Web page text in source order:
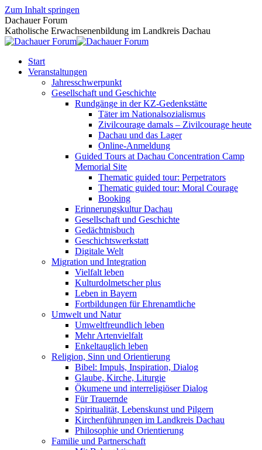
Zum Inhalt springen
Dachauer Forum
Katholische Erwachsenenbildung im Landkreis Dachau
Start
Veranstaltungen
Jahresschwerpunkt
Gesellschaft und Geschichte
Rundgänge in der KZ-Gedenkstätte
Täter im Nationalsozialismus
Zivilcourage damals – Zivilcourage heute
Dachau und das Lager
Online-Anmeldung
Guided Tours at Dachau Concentration Camp
Memorial Site
Thematic guided tour: Perpetrators
Thematic guided tour: Moral Courage
Booking
Erinnerungskultur Dachau
Gesellschaft und Geschichte
Gedächtnisbuch
Geschichtswerkstatt
Digitale Welt
Migration und Integration
Vielfalt leben
Kulturdolmetscher plus
Leben in Bayern
Fortbildungen für Ehrenamtliche
Umwelt und Natur
Umweltfreundlich leben
Mehr Artenvielfalt
Enkeltauglich leben
Religion, Sinn und Orientierung
Bibel: Impuls, Inspiration, Dialog
Glaube, Kirche, Liturgie
Ökumene und interreligiöser Dialog
Für Trauernde
Spiritualität, Lebenskunst und Pilgern
Kirchenführungen im Landkreis Dachau
Philosophie und Orientierung
Familie und Partnerschaft